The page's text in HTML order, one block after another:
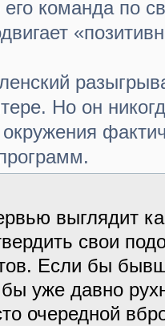
его команда по
Но он
окружения
выглядит
свои
Если бы
уже давно
очередной